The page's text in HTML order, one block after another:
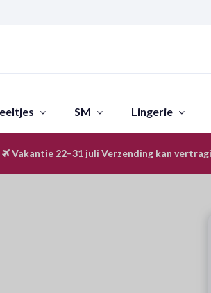
SM Lingerie
Discreet & Anoniem
Vakantie 22–31 juli Verzending kan